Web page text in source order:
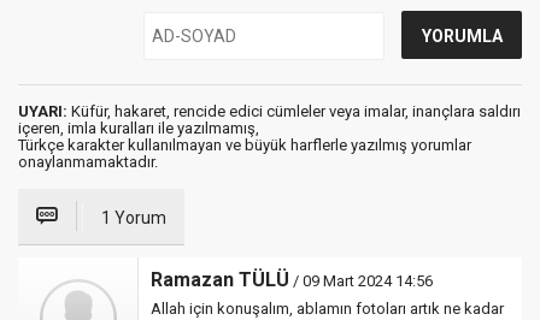
UYARI: Küfür, hakaret, rencide edici cümleler veya imalar, inançlara saldırı
içeren, imla kuralları ile yazılmamış,
Türkçe karakter kullanılmayan ve büyük harflerle yazılmış yorumlar
onaylanmamaktadır.
1 Yorum
Ramazan TÜLÜ / 09 Mart 2024 14:56
Allah için konuşalım, ablamın fotoları artık ne kadar